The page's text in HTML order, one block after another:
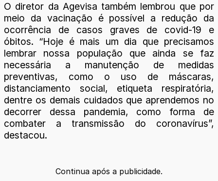
O diretor da Agevisa também lembrou que por
meio da vacinação é possível a redução da
ocorrência de casos graves de covid-19 e
óbitos. “Hoje é mais um dia que precisamos
lembrar nossa população que ainda se faz
necessária a manutenção de medidas
preventivas, como o uso de máscaras,
distanciamento social, etiqueta respiratória,
dentre os demais cuidados que aprendemos no
decorrer dessa pandemia, como forma de
combater a transmissão do coronavírus”,
destacou.
Continua após a publicidade.